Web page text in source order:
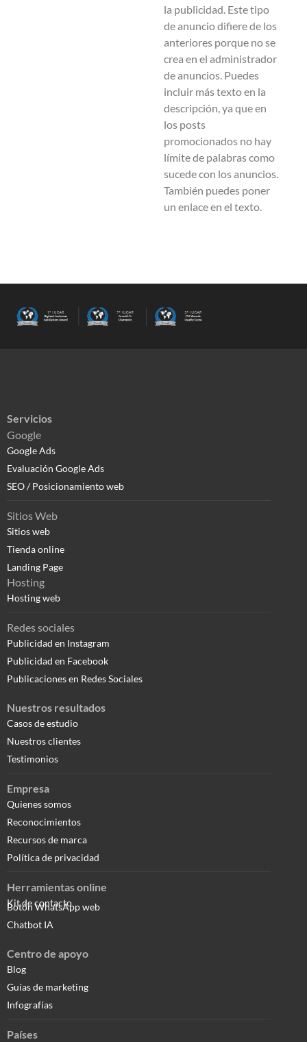
la publicidad. Este tipo
de anuncio difiere de los
anteriores porque no se
crea en el administrador
de anuncios. Puedes
incluir más texto en la
descripción, ya que en
los posts
promocionados no hay
límite de palabras como
sucede con los anuncios.
También puedes poner
un enlace en el texto.
Servicios
Google
Google Ads
Evaluación Google Ads
SEO / Posicionamiento web
Sitios Web
Sitios web
Tienda online
Landing Page
Hosting
Hosting web
Redes sociales
Publicidad en Instagram
Publicidad en Facebook
Publicaciones en Redes Sociales
Nuestros resultados
Casos de estudio
Nuestros clientes
Testimonios
Empresa
Quienes somos
Reconocimientos
Recursos de marca
Política de privacidad
Herramientas online
Kit de contacto
Botón WhatsApp web
Chatbot IA
Centro de apoyo
Blog
Guías de marketing
Infografías
Países